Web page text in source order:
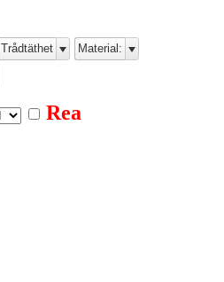
Trådtäthet Material:
Rea